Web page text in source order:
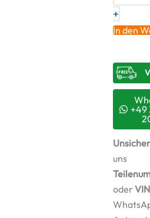
FORD
2.0
16V
DI
TDDi
/
TDCi
+
Menge
+
In den
+49
uns
oder